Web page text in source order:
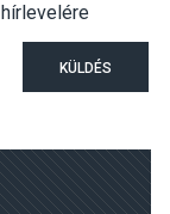
KÜLDÉS